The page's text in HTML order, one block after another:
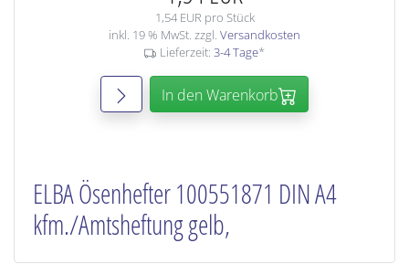
1,54 EUR pro Stück
inkl. 19 % MwSt. zzgl. Versandkosten
Lieferzeit: 3-4 Tage*
In den Warenkorb
ELBA Ösenhefter 100551871 DIN A4
kfm./Amtsheftung gelb,